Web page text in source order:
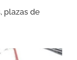
plazas de